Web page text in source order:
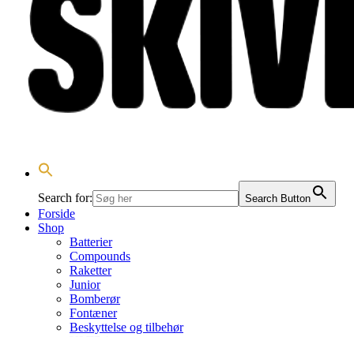
Search for: Search Button
Forside
Shop
Batterier
Compounds
Raketter
Junior
Bomberør
Fontæner
Beskyttelse og tilbehør